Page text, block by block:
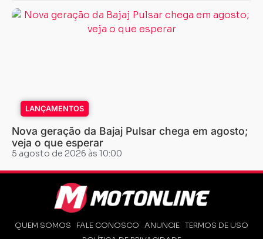
LANÇAMENTOS
Nova geração da Bajaj Pulsar chega em agosto;
veja o que esperar
5 agosto de 2026 às 10:00
QUEM SOMOS FALE CONOSCO ANUNCIE TERMOS DE USO